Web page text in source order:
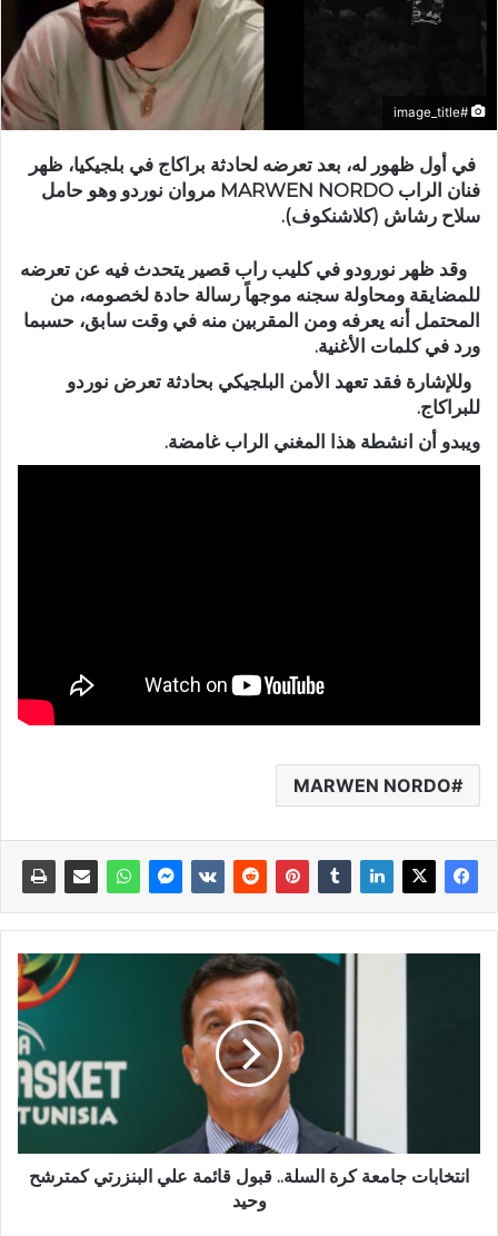
#image_title
في أول ظهور له، بعد تعرضه لحادثة براكاج في بلجيكيا، ظهر
فنان الراب MARWEN NORDO مروان نوردو وهو حامل
سلاح رشاش (كلاشنكوف).
وقد ظهر نورودو في كليب راب قصير يتحدث فيه عن تعرضه
للمضايقة ومحاولة سجنه موجهاً رسالة حادة لخصومه، من
المحتمل أنه يعرفه ومن المقربين منه في وقت سابق، حسبما
ورد في كلمات الأغنية.
وللإشارة فقد تعهد الأمن البلجيكي بحادثة تعرض نوردو
للبراكاج.
ويبدو أن انشطة هذا المغني الراب غامضة.
MARWEN NORDO
انتخابات جامعة كرة السلة.. قبول قائمة علي البنزرتي كمترشح
وحيد